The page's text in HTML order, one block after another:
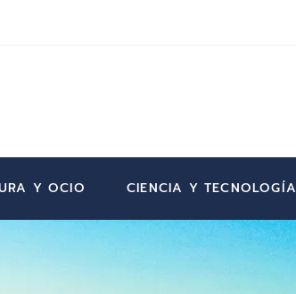
Y OCIO CIENCIA Y TECNOLOGÍA